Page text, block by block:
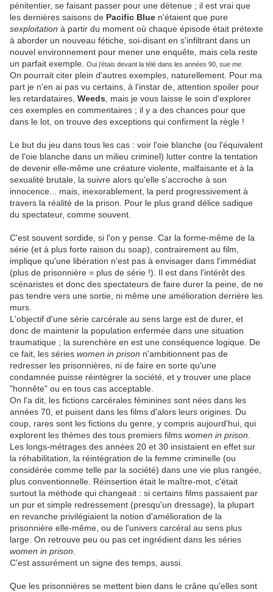
pénitentier, se faisant passer pour une détenue ; il est vrai que
les dernières saisons de Pacific Blue n'étaient que pure
sexploitation à partir du moment où chaque épisode était prétexte
à aborder un nouveau fétiche, soi-disant en s'infiltrant dans un
nouvel environnement pour mener une enquête, mais cela reste
un parfait exemple.
Oui j'étais devant la télé dans les années 90, sue me
On pourrait citer plein d'autres exemples, naturellement. Pour ma
part je n'en ai pas vu certains, à l'instar de, attention spoiler pour
les retardataires, Weeds , mais je vous laisse le soin d'explorer
ces exemples en commentaires ; il y a des chances pour que
dans le lot, on trouve des exceptions qui confirment la règle !
Le but du jeu dans tous les cas : voir l'oie blanche (ou l'équivalent
de l'oie blanche dans un milieu criminel) lutter contre la tentation
de devenir elle-même une créature violente, malfaisante et à la
sexualité brutale, la suivre alors qu'elle s'accroche à son
innocence... mais, inexorablement, la perd progressivement à
travers la réalité de la prison. Pour le plus grand délice sadique
du spectateur, comme souvent.
C'est souvent sordide, si l'on y pense. Car la forme-même de la
série (et à plus forte raison du soap), contrairement au film,
implique qu'une libération n'est pas à envisager dans l'immédiat
(plus de prisonnière = plus de série !). Il est dans l'intérêt des
scénaristes et donc des spectateurs de faire durer la peine, de ne
pas tendre vers une sortie, ni même une amélioration derrière les
murs.
L'objectif d'une série carcérale au sens large est de durer, et
donc de maintenir la population enfermée dans une situation
traumatique ; la surenchère en est une conséquence logique. De
ce fait, les séries women in prison n'ambitionnent pas de
redresser les prisonnières, ni de faire en sorte qu'une
condamnée puisse réintégrer la société, et y trouver une place
"honnête" ou en tous cas acceptable.
On l'a dit, les fictions carcérales féminines sont nées dans les
années 70, et puisent dans les films d'alors leurs origines. Du
coup, rares sont les fictions du genre, y compris aujourd'hui, qui
explorent les thèmes des tous premiers films women in prison
Les longs-métrages des années 20 et 30 insistaient en effet sur
la réhabilitation, la réintégration de la femme criminelle (ou
considérée comme telle par la société) dans une vie plus rangée,
plus conventionnelle. Réinsertion était le maître-mot, c'était
surtout la méthode qui changeait : si certains films passaient par
un pur et simple redressement (presqu'un dressage), la plupart
en revanche privilégiaient la notion d'amélioration de la
prisonnière elle-même, ou de l'univers carcéral au sens plus
large. On retrouve peu ou pas cet ingrédient dans les séries
women in prison
C'est assurément un signe des temps, aussi.
Que les prisonnières se mettent bien dans le crâne qu'elles sont